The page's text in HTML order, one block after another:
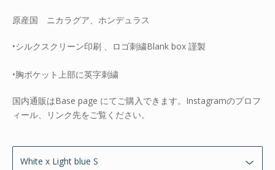
原産国 ニカラグア、ホンデュラス
•シルクスクリーン印刷 、ロゴ刺繍Blank box 謹製
•胸ポケット上部に英字刺繍
国内通販はBase page にてご購入できます。Instagramのプロフ
ィール、リンク先をご覧ください。